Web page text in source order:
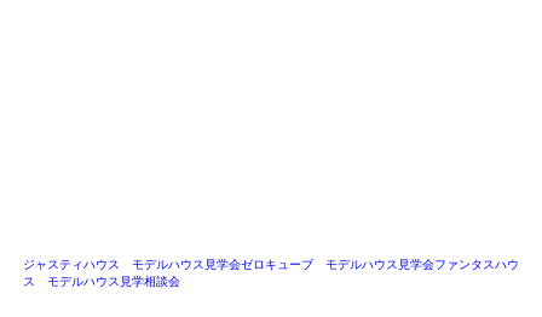
ジャスティハウス モデルハウス見学会ゼロキューブ モデルハウス見学会ファンタスハウ
ス モデルハウス見学相談会